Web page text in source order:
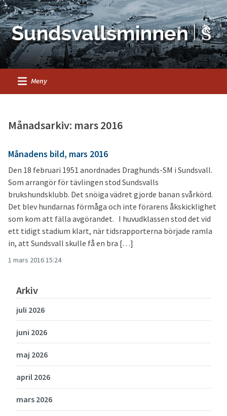
Meny
Månadsarkiv: mars 2016
Månadens bild, mars 2016
Den 18 februari 1951 anordnades Draghunds-SM i Sundsvall.
Som arrangör för tävlingen stod Sundsvalls
brukshundsklubb. Det snöiga vädret gjorde banan svårkörd.
Det blev hundarnas förmåga och inte förarens åkskicklighet
som kom att fälla avgörandet. I huvudklassen stod det vid
ett tidigt stadium klart, när tidsrapporterna började ramla
in, att Sundsvall skulle få en bra […]
1 mars 2016 15:24
Arkiv
juli 2026
juni 2026
maj 2026
april 2026
mars 2026